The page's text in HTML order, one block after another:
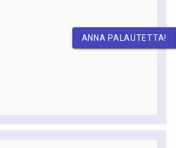
ANNA PALAUTETTA!